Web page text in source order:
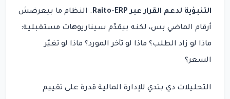
التنبؤية لدعم القرار عبر Raito-ERP
. النظام ما بيعرضش
أرقام الماضي بس، لكنه بيقدّم سيناريوهات مستقبلية:
ماذا لو زاد الطلب؟ ماذا لو تأخر المورد؟ ماذا لو تغيّر
السعر؟
التحليلات دي بتدي للإدارة المالية قدرة على تقييم